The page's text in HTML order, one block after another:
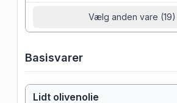
Vælg anden vare (19)
Basisvarer
Lidt olivenolie